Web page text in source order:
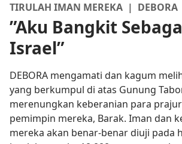
TIRULAH IMAN MEREKA | DEBORA
”Aku Bangkit
Israel”
DEBORA mengamati dan kagum
yang berkumpul di atas Gunung
merenungkan keberanian para
pemimpin mereka, Barak. Iman dan
mereka akan benar-benar diuji pada